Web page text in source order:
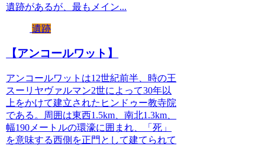
遺跡があるが、最もメイン...
遺跡
【アンコールワット】
アンコールワットは12世紀前半、時の王
スーリヤヴァルマン2世によって30年以
上をかけて建立されたヒンドゥー教寺院
である。周囲は東西1.5km、南北1.3km、
幅190メートルの環濠に囲まれ、「死」
を意味する西側を正門として建てられて